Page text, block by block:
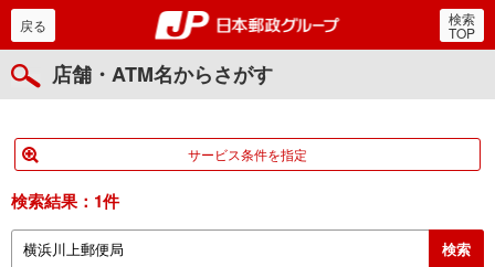
郵便局・日本郵政グルー
戻る 検索
TOP
店舗・ATM名からさがす
サービス条件を指定
検索結果： 1件